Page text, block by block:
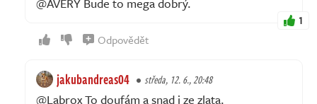
1
Odpovědět
jakubandreas04 středa, 12. 6., 20:48
@Labrox To doufám a snad i ze zlata.